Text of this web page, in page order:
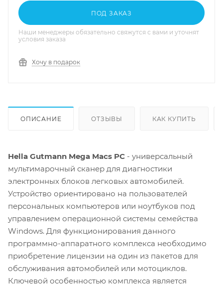
ПОД ЗАКАЗ
Наши менеджеры обязательно свяжутся с вами и уточнят
условия заказа
Хочу в подарок
ОПИСАНИЕ ОТЗЫВЫ КАК КУПИТЬ
Hella Gutmann Mega Macs PC - универсальный
мультимарочный сканер для диагностики
электронных блоков легковых автомобилей.
Устройство ориентировано на пользователей
персональных компьютеров или ноутбуков под
управлением операционной системы семейства
Windows. Для функционирования данного
программно-аппаратного комплекса необходимо
приобретение лицензии на один из пакетов для
обслуживания автомобилей или мотоциклов.
Ключевой особенностью комплекса является